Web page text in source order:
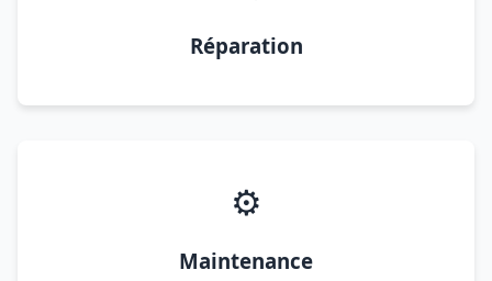
Réparation
⚙️
Maintenance